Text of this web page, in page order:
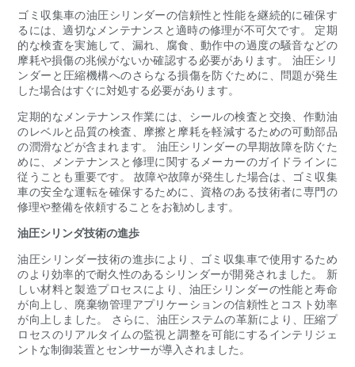
ゴミ収集車の油圧シリンダーの信頼性と性能を継続的に確保す
るには、適切なメンテナンスと適時の修理が不可欠です。 定期
的な検査を実施して、漏れ、腐食、動作中の過度の騒音などの
摩耗や損傷の兆候がないか確認する必要があります。 油圧シリ
ンダーと圧縮機構へのさらなる損傷を防ぐために、問題が発生
した場合はすぐに対処する必要があります。
定期的なメンテナンス作業には、シールの検査と交換、作動油
のレベルと品質の検査、摩擦と摩耗を軽減するための可動部品
の潤滑などが含まれます。 油圧シリンダーの早期故障を防ぐた
めに、メンテナンスと修理に関するメーカーのガイドラインに
従うことも重要です。 故障や故障が発生した場合は、ゴミ収集
車の安全な運転を確保するために、資格のある技術者に専門の
修理や整備を依頼することをお勧めします。
油圧シリンダ技術の進歩
油圧シリンダー技術の進歩により、ゴミ収集車で使用するため
のより効率的で耐久性のあるシリンダーが開発されました。 新
しい材料と製造プロセスにより、油圧シリンダーの性能と寿命
が向上し、廃棄物管理アプリケーションの信頼性とコスト効率
が向上しました。 さらに、油圧システムの革新により、圧縮プ
ロセスのリアルタイムの監視と調整を可能にするインテリジェ
ントな制御装置とセンサーが導入されました。